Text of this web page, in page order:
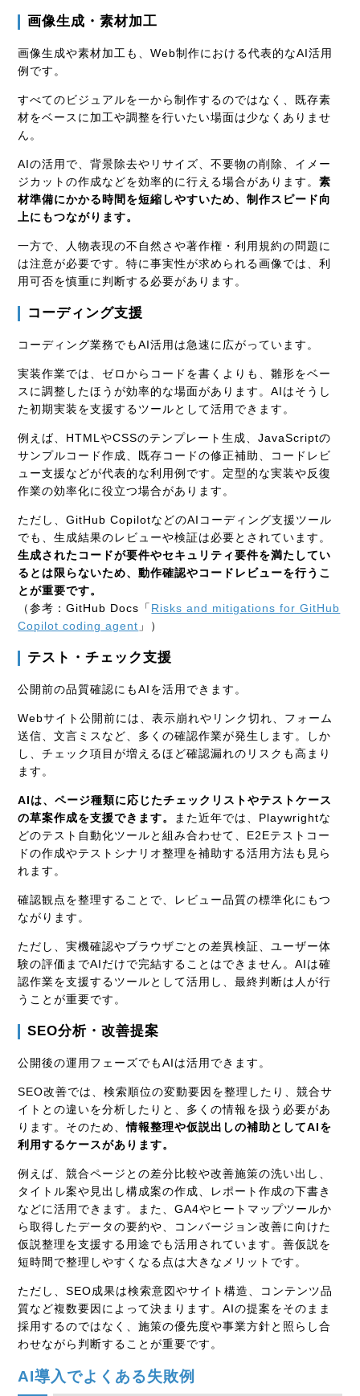
画像生成・素材加工
画像生成や素材加工も、Web制作における代表的なAI活用
例です。
すべてのビジュアルを一から制作するのではなく、既存素
材をベースに加工や調整を行いたい場面は少なくありませ
ん。
AIの活用で、背景除去やリサイズ、不要物の削除、イメー
ジカットの作成などを効率的に行える場合があります。素
材準備にかかる時間を短縮しやすいため、制作スピード向
上にもつながります。
一方で、人物表現の不自然さや著作権・利用規約の問題に
は注意が必要です。特に事実性が求められる画像では、利
用可否を慎重に判断する必要があります。
コーディング支援
コーディング業務でもAI活用は急速に広がっています。
実装作業では、ゼロからコードを書くよりも、雛形をベー
スに調整したほうが効率的な場面があります。AIはそうし
た初期実装を支援するツールとして活用できます。
例えば、HTMLやCSSのテンプレート生成、JavaScriptの
サンプルコード作成、既存コードの修正補助、コードレビ
ュー支援などが代表的な利用例です。定型的な実装や反復
作業の効率化に役立つ場合があります。
ただし、GitHub CopilotなどのAIコーディング支援ツール
でも、生成結果のレビューや検証は必要とされています。
生成されたコードが要件やセキュリティ要件を満たしてい
るとは限らないため、動作確認やコードレビューを行うこ
とが重要です。
（参考：GitHub Docs「 Risks and mitigations for GitHub
Copilot coding agent 」）
テスト・チェック支援
公開前の品質確認にもAIを活用できます。
Webサイト公開前には、表示崩れやリンク切れ、フォーム
送信、文言ミスなど、多くの確認作業が発生します。しか
し、チェック項目が増えるほど確認漏れのリスクも高まり
ます。
AIは、ページ種類に応じたチェックリストやテストケース
の草案作成を支援できます。
また近年では、Playwrightな
どのテスト自動化ツールと組み合わせて、E2Eテストコー
ドの作成やテストシナリオ整理を補助する活用方法も見ら
れます。
確認観点を整理することで、レビュー品質の標準化にもつ
ながります。
ただし、実機確認やブラウザごとの差異検証、ユーザー体
験の評価までAIだけで完結することはできません。AIは確
認作業を支援するツールとして活用し、最終判断は人が行
うことが重要です。
SEO分析・改善提案
公開後の運用フェーズでもAIは活用できます。
SEO改善では、検索順位の変動要因を整理したり、競合サ
イトとの違いを分析したりと、多くの情報を扱う必要があ
ります。そのため、情報整理や仮説出しの補助としてAIを
利用するケースがあります。
例えば、競合ページとの差分比較や改善施策の洗い出し、
タイトル案や見出し構成案の作成、レポート作成の下書き
などに活用できます。また、GA4やヒートマップツールか
ら取得したデータの要約や、コンバージョン改善に向けた
仮説整理を支援する用途でも活用されています。善仮説を
短時間で整理しやすくなる点は大きなメリットです。
ただし、SEO成果は検索意図やサイト構造、コンテンツ品
質など複数要因によって決まります。AIの提案をそのまま
採用するのではなく、施策の優先度や事業方針と照らし合
わせながら判断することが重要です。
AI導入でよくある失敗例